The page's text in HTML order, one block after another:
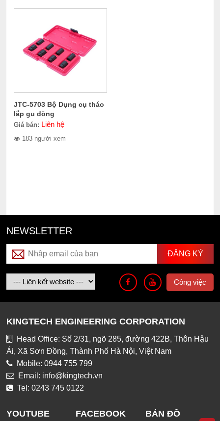
JTC-5703 Bộ Dụng cụ tháo
lắp gu dông
Giá bán: Liên hệ
183 người xem
NEWSLETTER
Công việc
KINGTECH ENGINEERING CORPORATION
Head Office: Số 2/31, ngõ 285, đường 422B, Thôn Hậu
Ái, Xã Sơn Đồng, Thành Phố Hà Nội, Việt Nam
Mobile: 0944 755 799
Email: info@kingtech.vn
Tel: 0243 745 0122
YOUTUBE FACEBOOK BẢN ĐỒ